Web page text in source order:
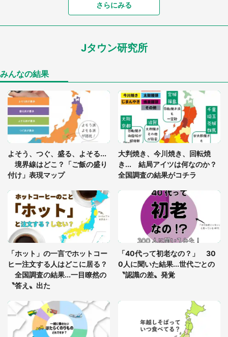
「可愛いのにホラー」「事件性を感じる」 ふわふ
「孫にあげると思って、あなたにこれをあげる」
「ゾワゾワする」「本当に気持ち悪い」 道端でバ
グっちゃってた〝野生の野菜〟に6.5万人戦慄
「閉所恐怖症の私は新幹線で大パニック。隣席の青
年に『手を繋いで』とお願いしたら...」 体験談に
8万人感動
7万人驚がく 「お菓子売り場ならまだしも...」「ハ
ードル高い」
あまりにも四角すぎる猫、激写される 「これもう
座布団だろ」「食パンの耳」と1.4万人困惑
さらにみる
Jタウン研究所
みんなの結果
よそう、つぐ、盛る、よそる...
境界線はどこ？「ご飯の盛り
付け」表現マップ
大判焼き、今川焼き、回転焼
き... 結局アイツは何なのか？
全国調査の結果がコチラ
「ホット」の一言でホットコー
ヒー注文する人はどこに居る？
全国調査の結果...一目瞭然の
〝答え〟出た
「40代って初老なの？」 30
0人に聞いた結果...世代ごとの
〝認識の差〟発覚